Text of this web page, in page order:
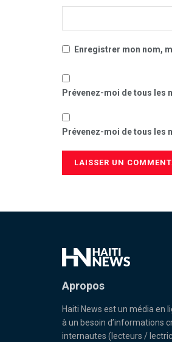
Enregistrer mon nom,
Prévenez-moi de tous les
Prévenez-moi de tous les
Apropos
Haiti News est un média en
à un besoin d’informations
internautes (lecteurs /